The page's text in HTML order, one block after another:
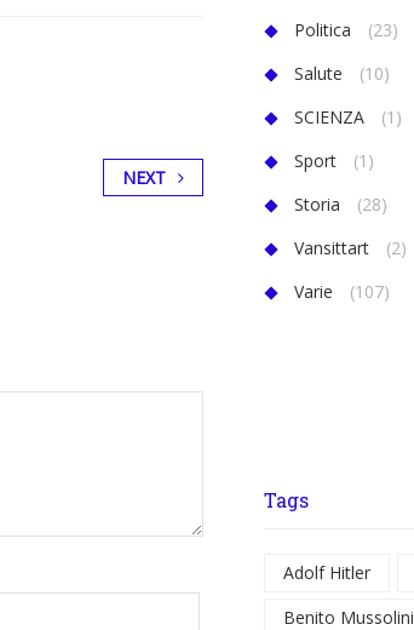
NEXT
Politica
(23)
Salute
(10)
SCIENZA
(1)
Sport
(1)
Storia
(28)
Vansittart
(2)
Varie
(107)
Tags
Adolf Hitler
Benito Mussolini